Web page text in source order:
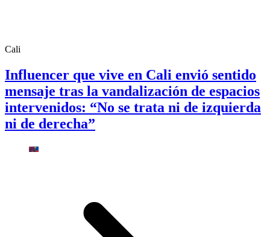
Cali
Influencer que vive en Cali envió sentido
mensaje tras la vandalización de espacios
intervenidos: “No se trata ni de izquierda
ni de derecha”